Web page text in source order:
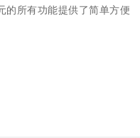
的所有功能提供了简单方便